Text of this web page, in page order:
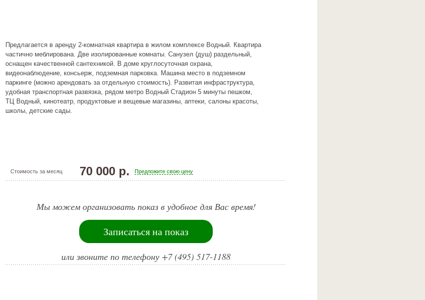
Предлагается в аренду 2-комнатная квартира в жилом комплексе Водный. Квартира
частично меблирована. Две изолированные комнаты. Санузел (душ) раздельный,
оснащен качественной сантехникой. В доме круглосуточная охрана,
видеонаблюдение, консьерж, подземная парковка. Машина место в подземном
паркинге (можно арендовать за отдельную стоимость). Развитая инфраструктура,
удобная транспортная развязка, рядом метро Водный Стадион 5 минуты пешком,
ТЦ Водный, кинотеатр, продуктовые и вещевые магазины, аптеки, салоны красоты,
школы, детские сады.
Стоимость за месяц 70 000 р. Предложите свою цену
Мы можем организовать показ в удобное для Вас время!
Записаться на показ
или звоните по телефону +7 (495) 517-1188